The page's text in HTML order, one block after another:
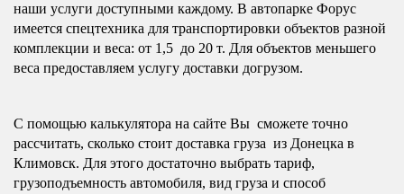
наши услуги доступными каждому. В автопарке Форус
имеется спецтехника для транспортировки объектов разной
комплекции и веса: от 1,5 до 20 т. Для объектов меньшего
веса предоставляем услугу доставки догрузом.
С помощью калькулятора на сайте Вы сможете точно
рассчитать, сколько стоит доставка груза из Донецка в
Климовск. Для этого достаточно выбрать тариф,
грузоподъемность автомобиля, вид груза и способ